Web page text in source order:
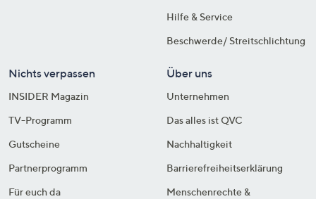
Hilfe & Service
Beschwerde/ Streitschlichtung
Nichts verpassen
INSIDER Magazin
TV-Programm
Gutscheine
Partnerprogramm
Für euch da
Über uns
Unternehmen
Das alles ist QVC
Nachhaltigkeit
Barrierefreiheitserklärung
Menschenrechte &